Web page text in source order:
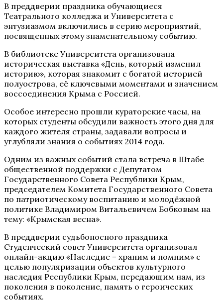
В преддверии праздника обучающиеся
Театрального колледжа и Университета с
энтузиазмом включились в серию мероприятий,
посвященных этому знаменательному событию.
В библиотеке Университета организована
историческая выставка «День, который изменил
историю», которая знакомит с богатой историей
полуострова, её ключевыми моментами и значением
воссоединения Крыма с Россией.
Особое интересно прошли кураторские часы, на
которых студенты обсудили важность этого дня для
каждого жителя страны, задавали вопросы и
углубляли знания о событиях 2014 года.
Одним из важных событий стала встреча в Штабе
общественной поддержки с Депутатом
Государственного Совета Республики Крым,
председателем Комитета Государственного Совета
по патриотическому воспитанию и молодёжной
политике Владимиром Витальевичем Бобковым на
тему: «Крымская весна».
В преддверии судьбоносного праздника
Студенческий совет Университета организовал
онлайн-акцию «Наследие – храним и помним» с
целью популяризации объектов культурного
наследия Республики Крым, передающим нам, из
поколения в поколение, память о героических
событиях.